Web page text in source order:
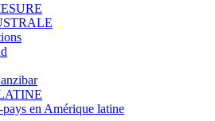
en Amérique latine